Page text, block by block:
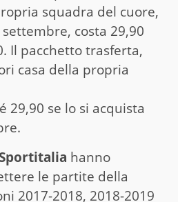
squadra del cuore,
costa 29,90
Il pacchetto trasferta,
casa della propria
29,90 se lo si acquista
hanno
le partite della
2017-2018, 2018-2019